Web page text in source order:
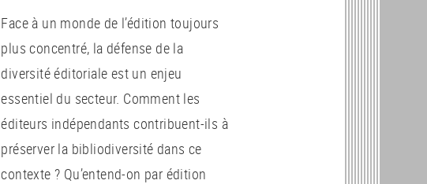
Face à un monde de l’édition toujours
plus concentré, la défense de la
diversité éditoriale est un enjeu
essentiel du secteur. Comment les
éditeurs indépendants contribuent-ils à
préserver la bibliodiversité dans ce
contexte ? Qu’entend-on par édition